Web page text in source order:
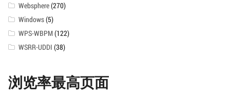
Websphere(270)
Windows(5)
WPS-WBPM(122)
WSRR-UDDI (38)
浏览率最高页面